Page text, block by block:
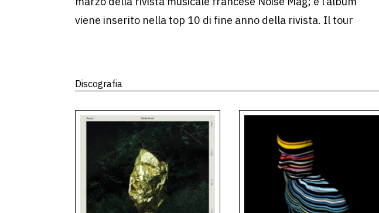
viene inserito nella top 10 di fine anno della rivista. Il tour
Discografia